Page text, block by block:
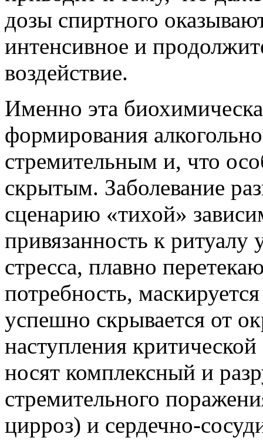
дозы спиртного
интенсивное и
воздействие.
Именно эта
формирования
стремительным и, что
скрытым. Заболевание
сценарию «тихой»
привязанность к ритуалу
стресса, плавно
потребность,
успешно скрывается от
наступления
носят комплексный и
стремительного
цирроз) и сердечно-